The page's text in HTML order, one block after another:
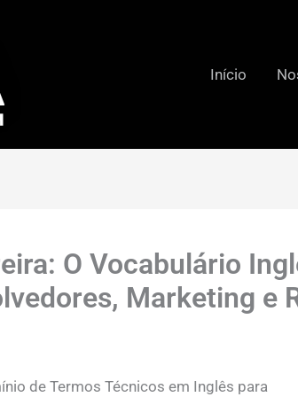
Início
O Vocabulário
Marketing e
de Termos Técnicos em Inglês para